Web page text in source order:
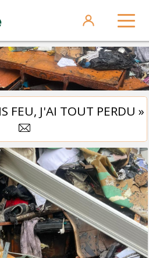
FEU, J'AI TOUT PERDU »